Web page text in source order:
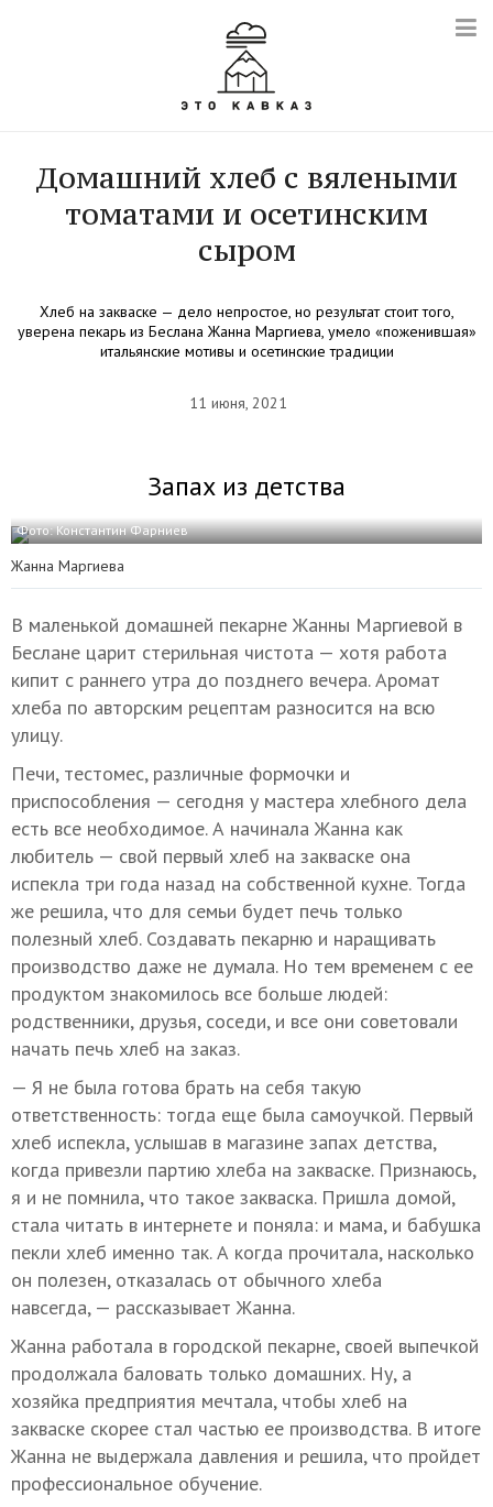
Домашний хлеб с вялеными
томатами и осетинским
сыром
Хлеб на закваске — дело непростое, но результат стоит того,
уверена пекарь из Беслана Жанна Маргиева, умело «поженившая»
итальянские мотивы и осетинские традиции
11 июня, 2021
Запах из детства
Фото: Константин Фарниев
Жанна Маргиева
В маленькой домашней пекарне Жанны Маргиевой в
Беслане царит стерильная чистота — хотя работа
кипит с раннего утра до позднего вечера. Аромат
хлеба по авторским рецептам разносится на всю
улицу.
Печи, тестомес, различные формочки и
приспособления — сегодня у мастера хлебного дела
есть все необходимое. А начинала Жанна как
любитель — свой первый хлеб на закваске она
испекла три года назад на собственной кухне. Тогда
же решила, что для семьи будет печь только
полезный хлеб. Создавать пекарню и наращивать
производство даже не думала. Но тем временем с ее
продуктом знакомилось все больше людей:
родственники, друзья, соседи, и все они советовали
начать печь хлеб на заказ.
— Я не была готова брать на себя такую
ответственность: тогда еще была самоучкой. Первый
хлеб испекла, услышав в магазине запах детства,
когда привезли партию хлеба на закваске. Признаюсь,
я и не помнила, что такое закваска. Пришла домой,
стала читать в интернете и поняла: и мама, и бабушка
пекли хлеб именно так. А когда прочитала, насколько
он полезен, отказалась от обычного хлеба
навсегда, — рассказывает Жанна.
Жанна работала в городской пекарне, своей выпечкой
продолжала баловать только домашних. Ну, а
хозяйка предприятия мечтала, чтобы хлеб на
закваске скорее стал частью ее производства. В итоге
Жанна не выдержала давления и решила, что пройдет
профессиональное обучение.